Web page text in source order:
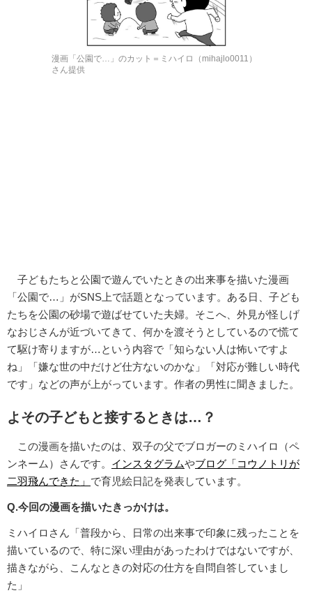
漫画「公園で…」のカット＝ミハイロ（mihajlo0011）
さん提供
子どもたちと公園で遊んでいたときの出来事を描いた漫画
「公園で…」がSNS上で話題となっています。ある日、子ども
たちを公園の砂場で遊ばせていた夫婦。そこへ、外見が怪しげ
なおじさんが近づいてきて、何かを渡そうとしているので慌て
て駆け寄りますが…という内容で「知らない人は怖いですよ
ね」「嫌な世の中だけど仕方ないのかな」「対応が難しい時代
です」などの声が上がっています。作者の男性に聞きました。
よその子どもと接するときは…？
この漫画を描いたのは、双子の父でブロガーのミハイロ（ペ
ンネーム）さんです。 インスタグラムやブログ「コウノトリが
二羽飛んできた」 で育児絵日記を発表しています。
Q.今回の漫画を描いたきっかけは。
ミハイロさん「普段から、日常の出来事で印象に残ったことを
描いているので、特に深い理由があったわけではないですが、
描きながら、こんなときの対応の仕方を自問自答していまし
た」